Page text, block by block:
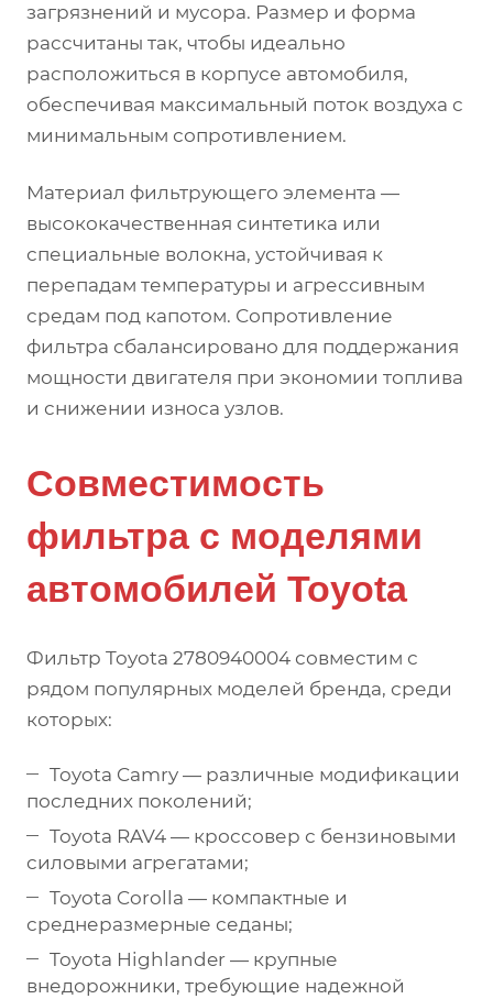
загрязнений и мусора. Размер и форма
рассчитаны так, чтобы идеально
расположиться в корпусе автомобиля,
обеспечивая максимальный поток воздуха с
минимальным сопротивлением.
Материал фильтрующего элемента —
высококачественная синтетика или
специальные волокна, устойчивая к
перепадам температуры и агрессивным
средам под капотом. Сопротивление
фильтра сбалансировано для поддержания
мощности двигателя при экономии топлива
и снижении износа узлов.
Совместимость
фильтра с моделями
автомобилей Toyota
Фильтр Toyota 2780940004 совместим с
рядом популярных моделей бренда, среди
которых:
Toyota Camry — различные модификации
последних поколений;
Toyota RAV4 — кроссовер с бензиновыми
силовыми агрегатами;
Toyota Corolla — компактные и
среднеразмерные седаны;
Toyota Highlander — крупные
внедорожники, требующие надежной